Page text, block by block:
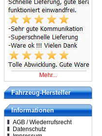
Mehr...
Fahrzeug-Hersteller
Informationen
AGB / Wiederrufsrecht
Datenschutz